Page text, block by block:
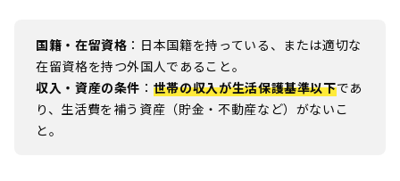
国籍・在留資格 ：日本国籍を持っている、または適切な
在留資格を持つ外国人であること。
収入・資産の条件 ： 世帯の収入が生活保護基準以下であ
り、生活費を補う資産（貯金・不動産など）がないこ
と。